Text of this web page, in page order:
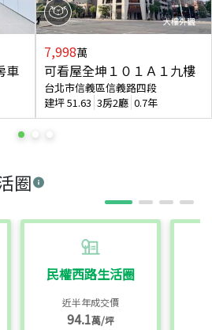
圈
民權西路生活圈
近半年成交價
94.1萬/坪
車
7,998萬
可看屋全坤１０１Ａ１九樓
台北市信義區信義路四段
建坪51.63 3房2廳 0.7年